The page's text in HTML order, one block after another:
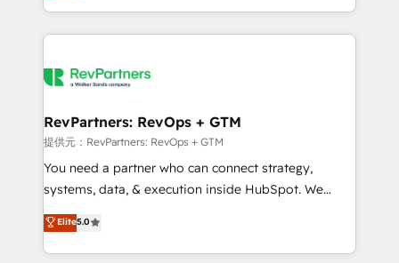
transform brand experiences As one of the few full-
service creative agencies in the HubSpot
winning design to build scalable, globally
marketing campaigns, & RevOps frameworks that
fuel long-term success We connect the entire
customer lifecycle through seamless integrations,
ensure long-term adoption with change-
and service to drive sustainable growth With 6 key
HubSpot accreditations and experience across
RevPartners: RevOps + GTM
提供元：RevPartners: RevOps + GTM
You need a partner who can connect strategy,
systems, data, & execution inside HubSpot. We
bridge the gap where most agencies fall short by
combining GTM strategy with technical execution to
solve the right problem with the right solution. As the
Elite5.0